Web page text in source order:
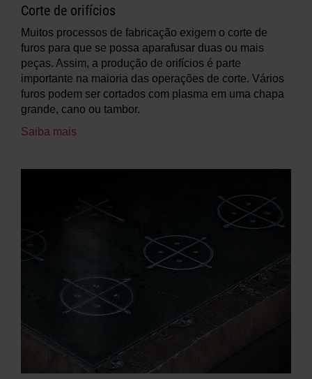
Corte de orifícios
Muitos processos de fabricação exigem o corte de
furos para que se possa aparafusar duas ou mais
peças. Assim, a produção de orifícios é parte
importante na maioria das operações de corte. Vários
furos podem ser cortados com plasma em uma chapa
grande, cano ou tambor.
Saiba mais